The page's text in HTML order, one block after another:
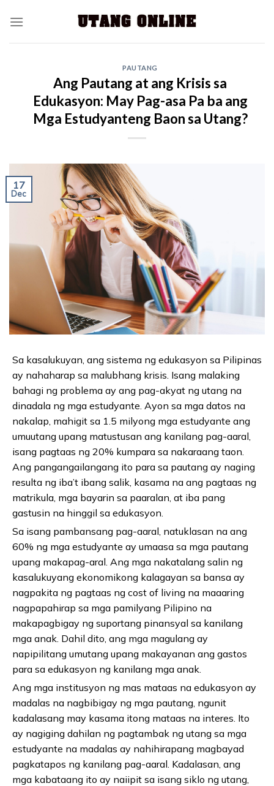
PAUTANG
Ang Pautang at ang Krisis sa
Edukasyon: May Pag-asa Pa ba ang
Mga Estudyanteng Baon sa Utang?
17
Dec
Sa kasalukuyan, ang sistema ng edukasyon sa Pilipinas
ay nahaharap sa malubhang krisis. Isang malaking
bahagi ng problema ay ang pag-akyat ng utang na
dinadala ng mga estudyante. Ayon sa mga datos na
nakalap, mahigit sa 1.5 milyong mga estudyante ang
umuutang upang matustusan ang kanilang pag-aaral,
isang pagtaas ng 20% kumpara sa nakaraang taon.
Ang pangangailangang ito para sa pautang ay naging
resulta ng iba’t ibang salik, kasama na ang pagtaas ng
matrikula, mga bayarin sa paaralan, at iba pang
gastusin na hinggil sa edukasyon.
Sa isang pambansang pag-aaral, natuklasan na ang
60% ng mga estudyante ay umaasa sa mga pautang
upang makapag-aral. Ang mga nakatalang salin ng
kasalukuyang ekonomikong kalagayan sa bansa ay
nagpakita ng pagtaas ng cost of living na maaaring
nagpapahirap sa mga pamilyang Pilipino na
makapagbigay ng suportang pinansyal sa kanilang
mga anak. Dahil dito, ang mga magulang ay
napipilitang umutang upang makayanan ang gastos
para sa edukasyon ng kanilang mga anak.
Ang mga institusyon ng mas mataas na edukasyon ay
madalas na nagbibigay ng mga pautang, ngunit
kadalasang may kasama itong mataas na interes. Ito
ay nagiging dahilan ng pagtambak ng utang sa mga
estudyante na madalas ay nahihirapang magbayad
pagkatapos ng kanilang pag-aaral. Kadalasan, ang
mga kabataang ito ay naiipit sa isang siklo ng utang,